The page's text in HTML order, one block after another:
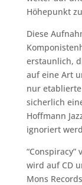
Höhepunkt
Diese
erstaunlich,
auf eine Art
nur
sicherlich
Hoffmann
ignoriert
“Conspiracy”
wird auf CD
Mons